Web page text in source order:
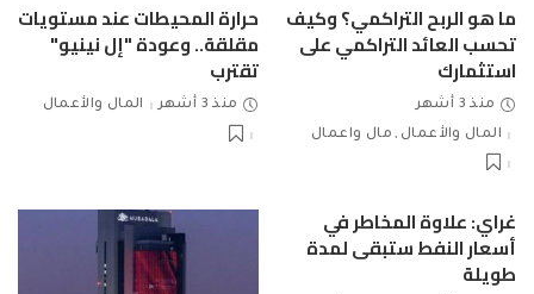
ما هو الربح التراكمي؟ وكيف
تحسب العائد التراكمي على
استثمارك
منذ 3 أشهر
المال والأعمال
مال واعمال
حرارة المحيطات عند مستويات
مقلقة.. وعودة "إل نينيو"
تقترب
منذ 3 أشهر المال والأعمال
غراي: علاوة المخاطر في
أسعار النفط ستبقى لمدة
طويلة